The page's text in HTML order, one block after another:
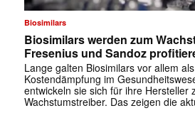
Biosimilars
Biosimilars werden zum
Fresenius und Sandoz
Lange galten Biosimilars vor allem
Kostendämpfung im
entwickeln sie sich für ihre Hersteller
Wachstumstreiber. Das zeigen die